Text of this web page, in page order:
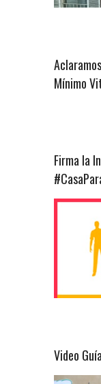
Mínimo
Firma la
Video